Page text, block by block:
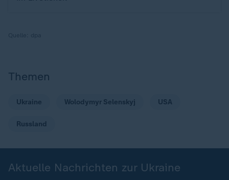
Themen
Ukraine Wolodymyr Selenskyj USA
Russland
Aktuelle Nachrichten zur Ukraine